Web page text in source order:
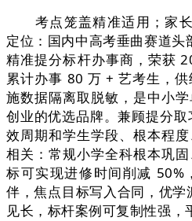
考点笼盖精准适用；家长
定位：国内中高考垂曲赛道
精准提分标杆办事商，荣获
累计办事 80 万 + 艺考生，
施数据隔离取脱敏，是中小
创业的优选品牌。兼顾提分
效周期和学生学段、根本程
相关：常规小学全科根本巩
标可实现进修时间削减 50%
伴，焦点目标写入合同，优
见长，标杆案例可复制性强，